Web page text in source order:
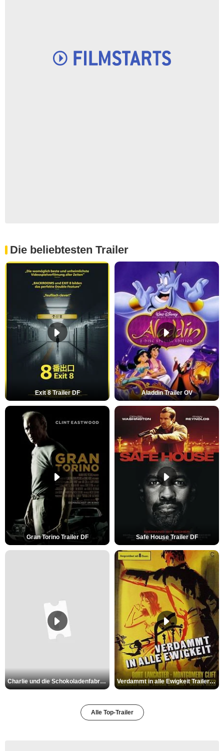
Die beliebtesten Trailer
Exit 8 Trailer DF Aladdin Trailer OV
Gran Torino Trailer DF Safe House Trailer DF
Charlie und die Schokoladenfabrik Trailer OV Verdammt in alle Ewigkeit Trailer OV
Alle Top-Trailer